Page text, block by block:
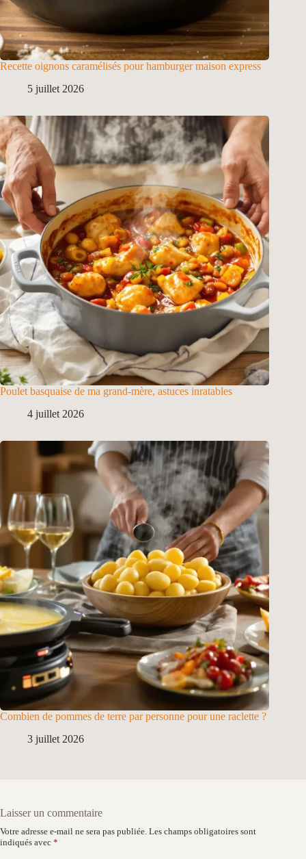
Recette oignons caramélisés pour hamburger maison express
5 juillet 2026
Poulet basquaise de ma grand-mère, astuces inratables
4 juillet 2026
Combien de pommes de terre par personne pour une raclette ?
3 juillet 2026
Laisser un commentaire
Votre adresse e-mail ne sera pas publiée. Les champs obligatoires sont
indiqués avec *